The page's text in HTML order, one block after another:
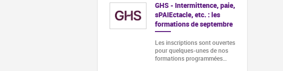
GHS - Intermittence, paie,
sPAIEctacle, etc. : les
formations de septembre
Les inscriptions sont ouvertes
pour quelques-unes de nos
formations programmées…